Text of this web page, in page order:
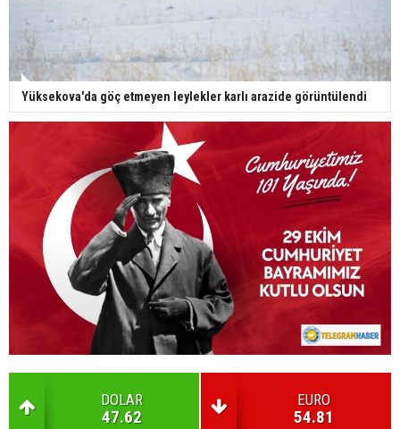
Yüksekova'da göç etmeyen leylekler karlı arazide görüntülendi
DOLAR
47.62
EURO
54.81